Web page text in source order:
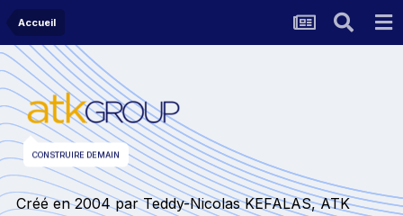
Accueil
CONSTRUIRE DEMAIN
Créé en 2004 par Teddy-Nicolas KEFALAS, ATK